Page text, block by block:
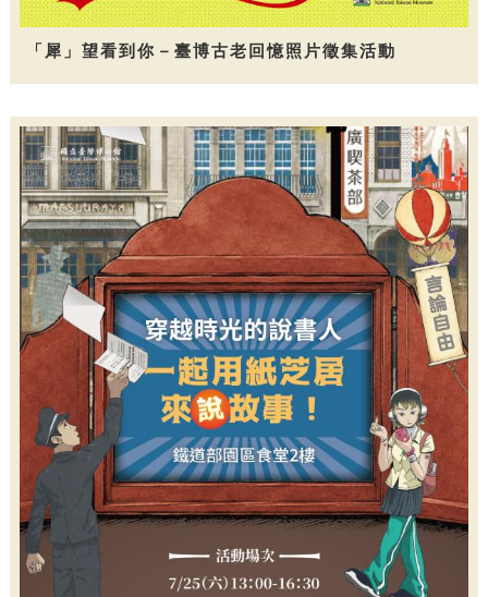
「犀」望看到你－臺博古老回憶照片徵集活動